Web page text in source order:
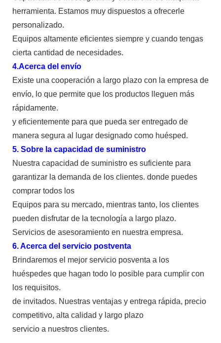
herramienta. Estamos muy dispuestos a ofrecerle
personalizado.
Equipos altamente eficientes siempre y cuando tengas
cierta cantidad de necesidades.
4.Acerca del envío
Existe una cooperación a largo plazo con la empresa de
envío, lo que permite que los productos lleguen más
rápidamente.
y eficientemente para que pueda ser entregado de
manera segura al lugar designado como huésped.
5. Sobre la capacidad de suministro
Nuestra capacidad de suministro es suficiente para
garantizar la demanda de los clientes. donde puedes
comprar todos los
Equipos para su mercado, mientras tanto, los clientes
pueden disfrutar de la tecnología a largo plazo.
Servicios de asesoramiento en nuestra empresa.
6. Acerca del servicio postventa
Brindaremos el mejor servicio posventa a los
huéspedes que hagan todo lo posible para cumplir con
los requisitos.
de invitados. Nuestras ventajas y entrega rápida, precio
competitivo, alta calidad y largo plazo
servicio a nuestros clientes.